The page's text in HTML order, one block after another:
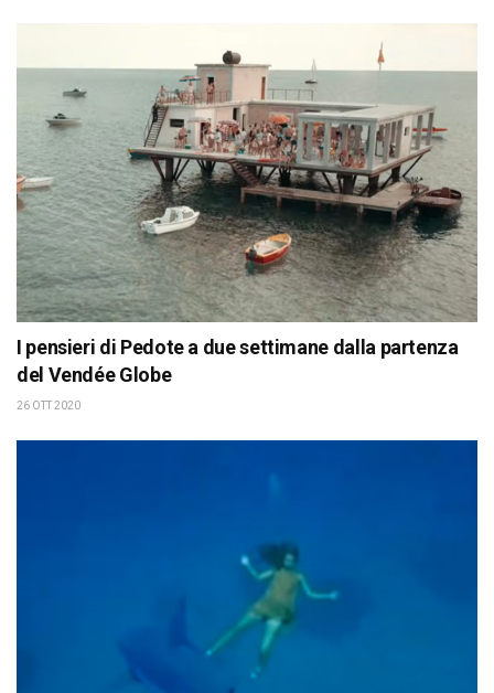
I pensieri di Pedote a due settimane dalla partenza
del Vendée Globe
26 OTT 2020